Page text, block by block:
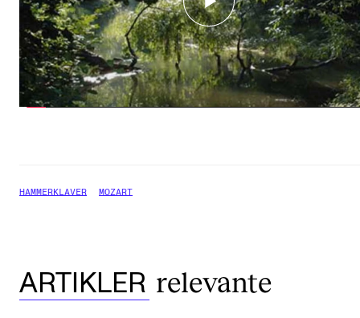
HAMMERKLAVER MOZART
ARTIKLER relevante